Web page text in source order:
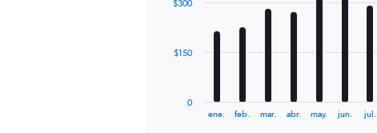
12
The
ene. feb. mar. abr. may. jun. jul.
0
$150
$300